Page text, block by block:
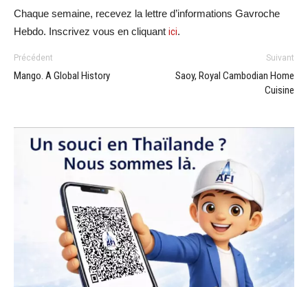
Chaque semaine, recevez la lettre d’informations Gavroche
Hebdo. Inscrivez vous en cliquant ici.
Précédent
Mango. A Global History
Suivant
Saoy, Royal Cambodian Home
Cuisine